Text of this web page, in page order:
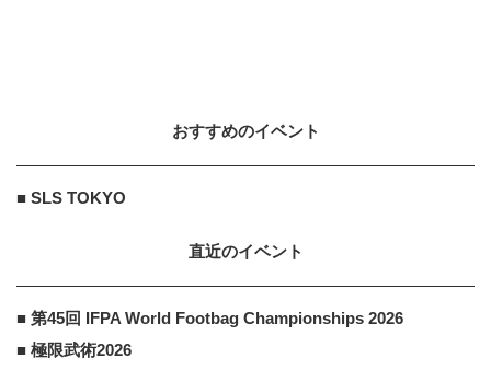
おすすめのイベント
■ SLS TOKYO
直近のイベント
■ 第45回 IFPA World Footbag Championships 2026
■ 極限武術2026